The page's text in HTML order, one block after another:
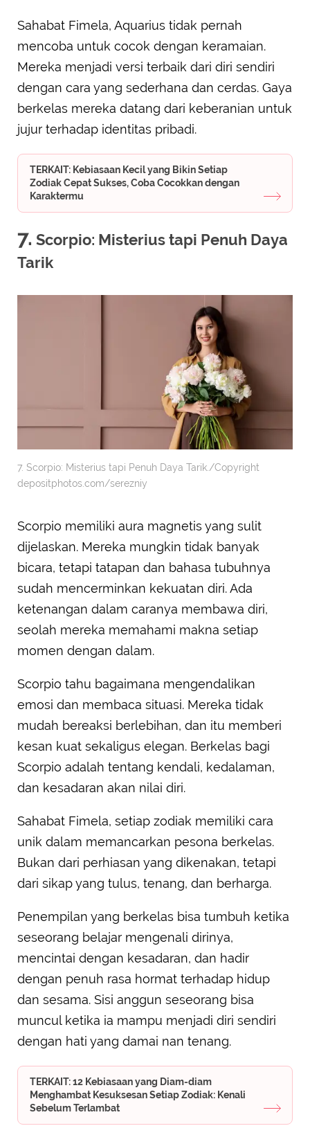
Sahabat Fimela, Aquarius tidak pernah
mencoba untuk cocok dengan keramaian.
Mereka menjadi versi terbaik dari diri sendiri
dengan cara yang sederhana dan cerdas. Gaya
berkelas mereka datang dari keberanian untuk
jujur terhadap identitas pribadi.
TERKAIT: Kebiasaan Kecil yang Bikin Setiap
Zodiak Cepat Sukses, Coba Cocokkan dengan
Karaktermu
7. Scorpio: Misterius tapi Penuh Daya
Tarik
7. Scorpio: Misterius tapi Penuh Daya Tarik./Copyright
depositphotos.com/serezniy
Scorpio memiliki aura magnetis yang sulit
dijelaskan. Mereka mungkin tidak banyak
bicara, tetapi tatapan dan bahasa tubuhnya
sudah mencerminkan kekuatan diri. Ada
ketenangan dalam caranya membawa diri,
seolah mereka memahami makna setiap
momen dengan dalam.
Scorpio tahu bagaimana mengendalikan
emosi dan membaca situasi. Mereka tidak
mudah bereaksi berlebihan, dan itu memberi
kesan kuat sekaligus elegan. Berkelas bagi
Scorpio adalah tentang kendali, kedalaman,
dan kesadaran akan nilai diri.
Sahabat Fimela, setiap zodiak memiliki cara
unik dalam memancarkan pesona berkelas.
Bukan dari perhiasan yang dikenakan, tetapi
dari sikap yang tulus, tenang, dan berharga.
Penempilan yang berkelas bisa tumbuh ketika
seseorang belajar mengenali dirinya,
mencintai dengan kesadaran, dan hadir
dengan penuh rasa hormat terhadap hidup
dan sesama. Sisi anggun seseorang bisa
muncul ketika ia mampu menjadi diri sendiri
dengan hati yang damai nan tenang.
TERKAIT: 12 Kebiasaan yang Diam-diam
Menghambat Kesuksesan Setiap Zodiak: Kenali
Sebelum Terlambat